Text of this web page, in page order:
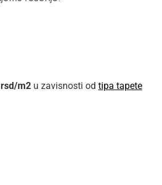
rsd u zavisnosti od tipa tapete